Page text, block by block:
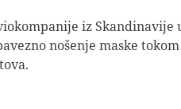
iz Skandinavije
nošenje maske